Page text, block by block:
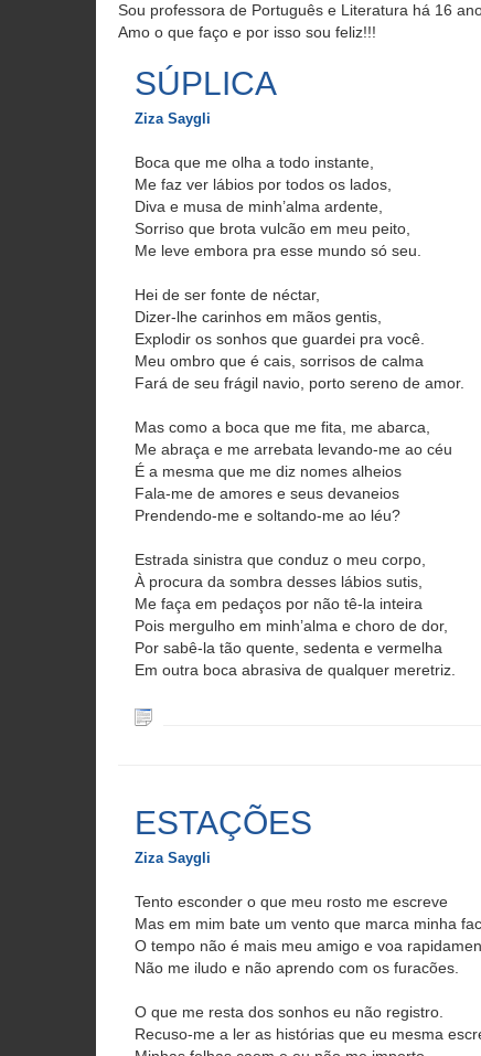
Sou professora de Português e Literatura há 16
Amo o que faço e por isso sou feliz!!!
SÚPLICA
Ziza Saygli
Boca que me olha a todo instante,
Me faz ver lábios por todos os lados,
Diva e musa de minh’alma ardente,
Sorriso que brota vulcão em meu peito,
Me leve embora pra esse mundo só seu.
Hei de ser fonte de néctar,
Dizer-lhe carinhos em mãos gentis,
Explodir os sonhos que guardei pra você.
Meu ombro que é cais, sorrisos de calma
Fará de seu frágil navio, porto sereno de amor.
Mas como a boca que me fita, me abarca,
Me abraça e me arrebata levando-me ao céu
É a mesma que me diz nomes alheios
Fala-me de amores e seus devaneios
Prendendo-me e soltando-me ao léu?
Estrada sinistra que conduz o meu corpo,
À procura da sombra desses lábios sutis,
Me faça em pedaços por não tê-la inteira
Pois mergulho em minh’alma e choro de dor,
Por sabê-la tão quente, sedenta e vermelha
Em outra boca abrasiva de qualquer meretriz.
ESTAÇÕES
Ziza Saygli
Tento esconder o que meu rosto me escreve
Mas em mim bate um vento que marca minha
O tempo não é mais meu amigo e voa
Não me iludo e não aprendo com os furacões.
O que me resta dos sonhos eu não registro.
Recuso-me a ler as histórias que eu mesma